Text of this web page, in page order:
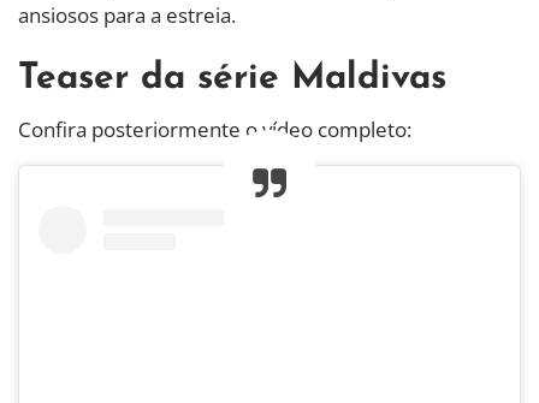
ansiosos para a estreia.
Teaser da série Maldivas
Confira posteriormente o vídeo completo: